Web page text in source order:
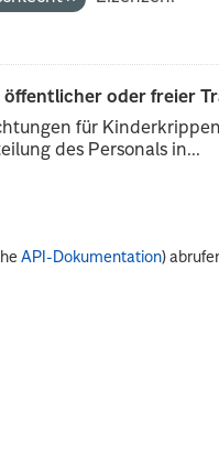
oder freier
für
des Personals in...
API-Dokumentation)